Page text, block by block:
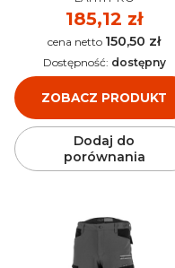
Cena
185,12 zł
Cena 150,50 zł
ZOBACZ PRODUKT
Dostępność: dostępny
Dodaj do
porównania